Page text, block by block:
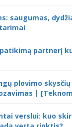
saugumas,
partnerį
plovimo skysčių
|
verslui: kuo